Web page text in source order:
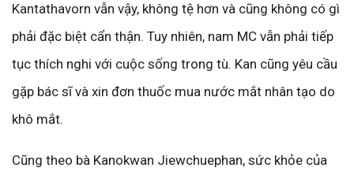
Kantathavorn vẫn vậy, không tệ hơn và cũng không có gì
phải đặc biệt cẩn thận. Tuy nhiên, nam MC vẫn phải tiếp
tục thích nghi với cuộc sống trong tù. Kan cũng yêu cầu
gặp bác sĩ và xin đơn thuốc mua nước mắt nhân tạo do
khô mắt.
Cũng theo bà Kanokwan Jiewchuephan, sức khỏe của